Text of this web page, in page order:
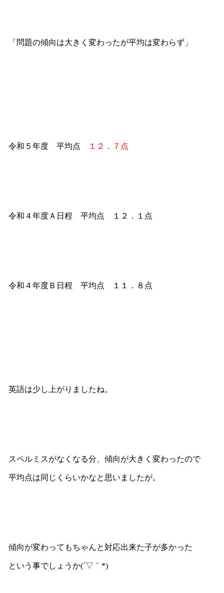
「問題の傾向は大きく変わったが平均は変わらず」
令和５年度 平均点 １２．７点
令和４年度Ａ日程 平均点 １２．１点
令和４年度Ｂ日程 平均点 １１．８点
英語は少し上がりましたね。
スペルミスがなくなる分、傾向が大きく変わったので
平均点は同じくらいかなと思いましたが。
傾向が変わってもちゃんと対応出来た子が多かった
という事でしょうか(´▽｀*)